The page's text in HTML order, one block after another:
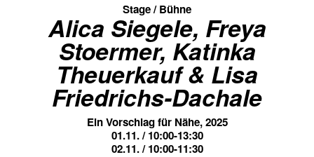
Stage / Bühne
Alica Siegele, Freya
Stoermer, Katinka
Theuerkauf & Lisa
Friedrichs-Dachale
Ein Vorschlag für Nähe, 2025
01.11. / 10:00-13:30
02.11. / 10:00-11:30